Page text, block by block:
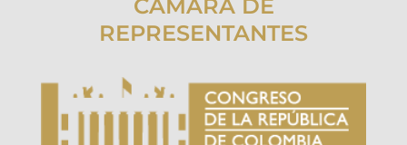
CÁMARA DE
REPRESENTANTES